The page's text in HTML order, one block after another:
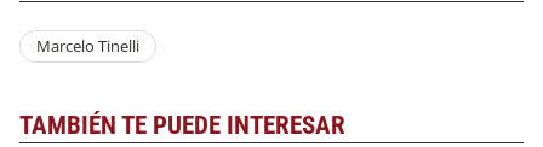
Marcelo Tinelli
TAMBIÉN TE PUEDE INTERESAR